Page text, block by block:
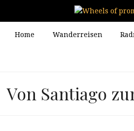
Home Wanderreisen
Von Santiago